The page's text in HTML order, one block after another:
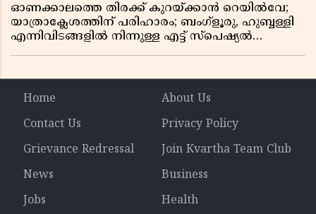
ഓണക്കാലത്തെ തിരക്ക് കുറയ്ക്കാൻ റെയിൽവേ;
യാത്രാക്ലേശത്തിന് പരിഹാരം; ബംഗ്ളൂരു, ഹുബ്ബള്ളി
എന്നിവിടങ്ങളിൽ നിന്നുള്ള എട്ട് സ്പെഷ്യൽ
Home
About Us
Contact Us
Privacy Policy
Grievance Redressal
Join Kvartha Team Club
News
Business
Jobs
Health